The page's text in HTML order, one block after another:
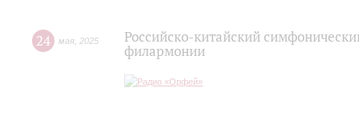
24 мая 2025
Российско-китайский
филармонии